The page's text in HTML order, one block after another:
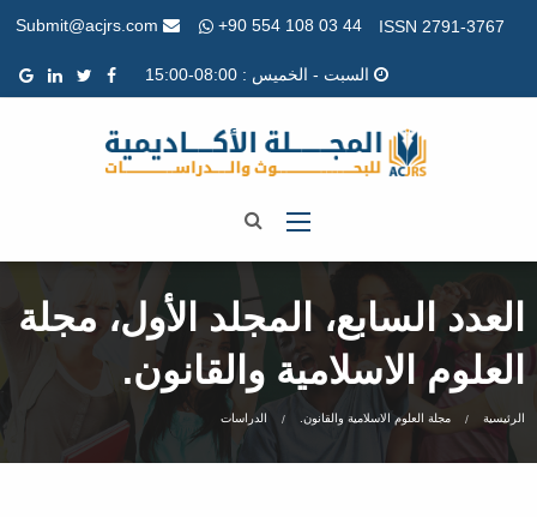
ISSN 2791-3767
+90 554 108 03 44
السبت - الخميس : 08:00-15:00
العدد السابع، المجلد الأول، مجلة
العلوم الاسلامية والقانون.
الرئيسية مجلة العلوم الاسلامية والقانون. الدراسات